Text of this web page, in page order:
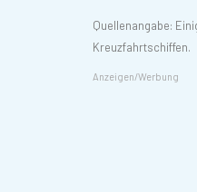
Quellenangabe:
Kreuzfahrtschiffen.
Anzeigen/Werbung